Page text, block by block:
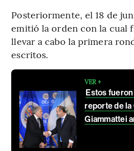
Posteriormente, el 18 de
emitió la orden con la cual
llevar a cabo la primera
escritos.
VER +
Estos
reporte de la
Giammattei